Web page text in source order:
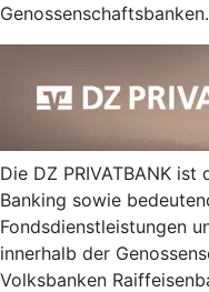
Genossenschaftsbanken.
Die DZ PRIVATBANK
Banking sowie
Fondsdienstleistungen
innerhalb der
Volksbanken